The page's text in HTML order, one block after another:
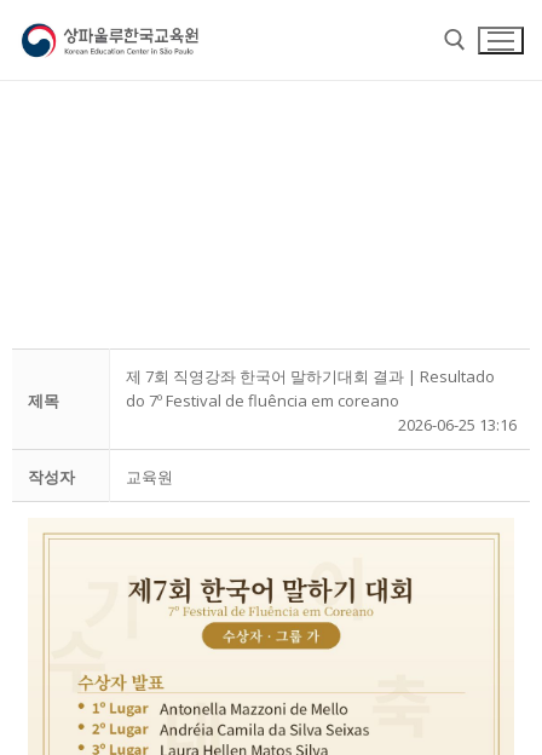
홈
교육원 소개
교육원 소개
교육원 연혁 및 현황
주요업무소개
한국어
한국어
한국어교실
한국어채택교
한국문화교실
한글학교
한글학교
한글학교 소개
한글학교 공지사항
한글학교 행사 사진
자료실
유학 및 취업
유학 및 취업
유학 및 취업 정보 안내
한국유학
모국유학
공지사항
보도자료
한국어
한국어
제목
제 7회 직영강좌 한국어 말하기대회 결과 | Resultado
do 7º Festival de fluência em coreano
2026-06-25 13:16
작성자 교육원